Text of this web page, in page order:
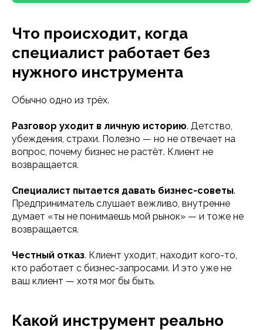
Что происходит, когда
специалист работает без
нужного инструмента
Обычно одно из трёх.
Разговор уходит в личную историю. Детство,
убеждения, страхи. Полезно — но не отвечает на
вопрос, почему бизнес не растёт. Клиент не
возвращается.
Специалист пытается давать бизнес-советы.
Предприниматель слушает вежливо, внутренне
думает «ты не понимаешь мой рынок» — и тоже не
возвращается.
Честный отказ. Клиент уходит, находит кого-то,
кто работает с бизнес-запросами. И это уже не
ваш клиент — хотя мог бы быть.
Какой инструмент реально